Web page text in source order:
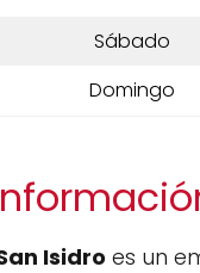
Sábado
Domingo
Isidro es un